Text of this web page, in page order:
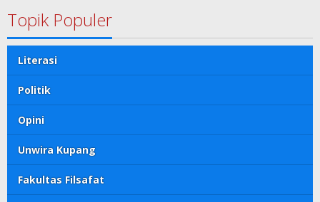
Topik Populer
Literasi
Politik
Opini
Unwira Kupang
Fakultas Filsafat